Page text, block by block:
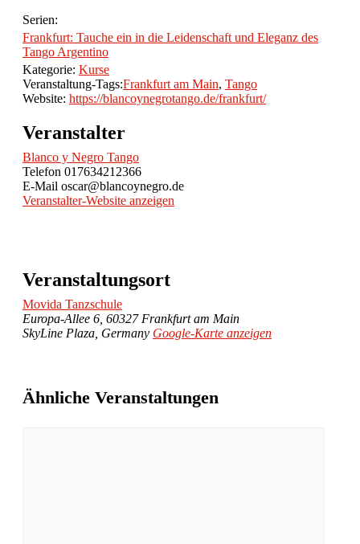
Serien:
Frankfurt: Tauche ein in die Leidenschaft und Eleganz des
Tango Argentino
Kategorie: Kurse
Veranstaltung-Tags:Frankfurt am Main, Tango
Website: https://blancoynegrotango.de/frankfurt/
Veranstalter
Blanco y Negro Tango
Telefon 017634212366
E-Mail oscar@blancoynegro.de
Veranstalter-Website anzeigen
Veranstaltungsort
Movida Tanzschule
Europa-Allee 6, 60327 Frankfurt am Main
SkyLine Plaza Germany Google-Karte anzeigen
Ähnliche Veranstaltungen